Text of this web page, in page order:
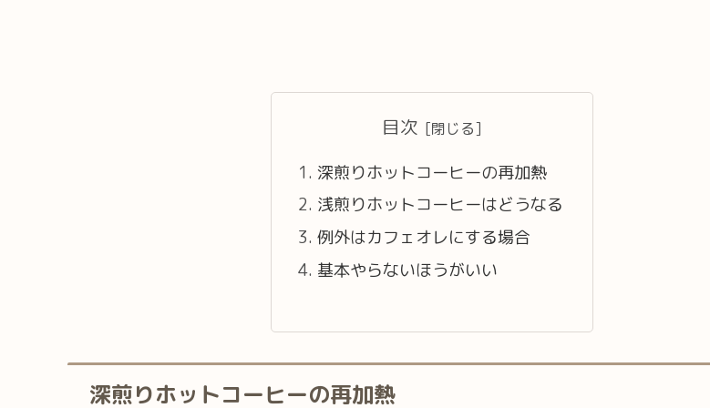
目次
深煎りホットコーヒーの再加熱
浅煎りホットコーヒーはどうなる
例外はカフェオレにする場合
基本やらないほうがいい
深煎りホットコーヒーの再加熱